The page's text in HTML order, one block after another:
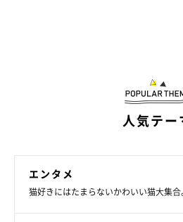
人気テー
エンタメ
猫好きにはたまらないかわいい猫大集